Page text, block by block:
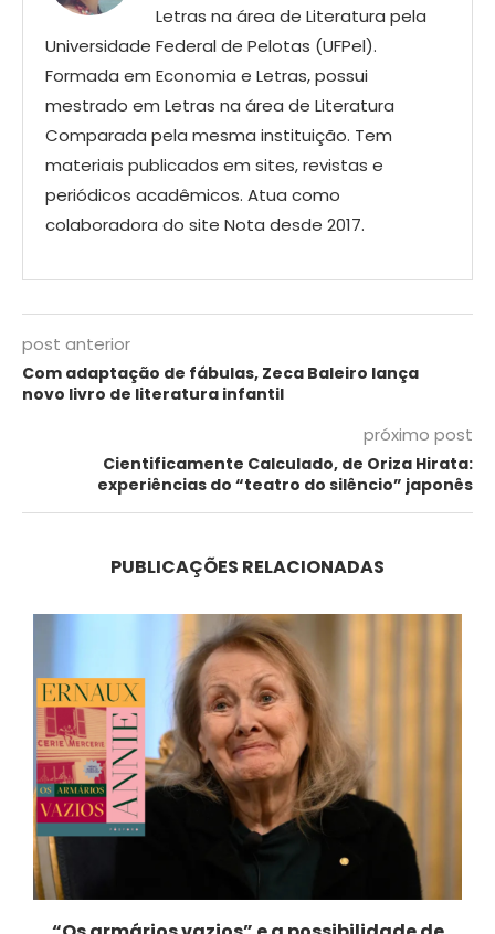
Letras na área de Literatura pela
Universidade Federal de Pelotas (UFPel).
Formada em Economia e Letras, possui
mestrado em Letras na área de Literatura
Comparada pela mesma instituição. Tem
materiais publicados em sites, revistas e
periódicos acadêmicos. Atua como
colaboradora do site Nota desde 2017.
post anterior
Com adaptação de fábulas, Zeca Baleiro lança
novo livro de literatura infantil
próximo post
Cientificamente Calculado, de Oriza Hirata:
experiências do “teatro do silêncio” japonês
PUBLICAÇÕES RELACIONADAS